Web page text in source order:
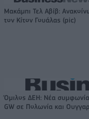
Μακάμπι Τελ Αβίβ:
τον Κίτον Γουάλας (pic)
Όμιλος ΔΕΗ: Νέα
GW σε Πολωνία και